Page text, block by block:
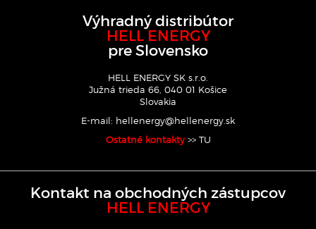
Výhradný distribútor
HELL ENERGY
pre Slovensko
HELL ENERGY SK s.r.o.
Južná trieda 66, 040 01 Košice
Slovakia
E-mail: hellenergy@hellenergy.sk
Ostatné kontakty>> TU
Kontakt na obchodných zástupcov
HELL ENERGY